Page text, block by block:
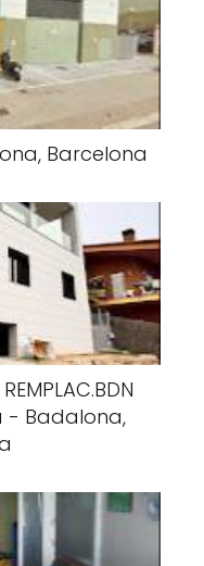
Barcelona
- Badalona,